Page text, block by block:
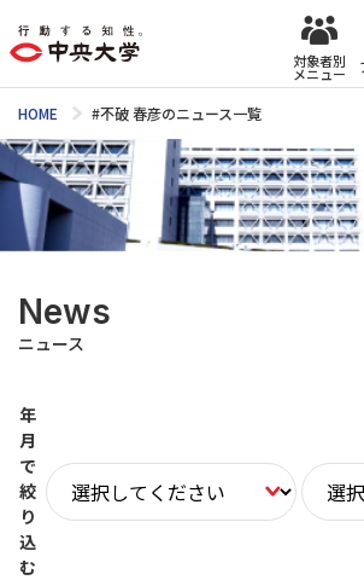
対象者別
メニュー
HOME #不破 春彦のニュース一覧
News
ニュース
年
月
で
絞
り
込
む